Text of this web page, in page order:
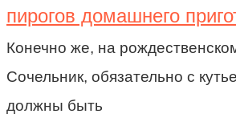
пирогов домашнего
Конечно же, на
Сочельник, обязательно с
должны быть